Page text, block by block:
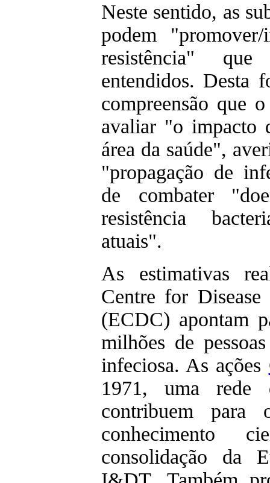
Neste sentido, as
podem
resistência"
entendidos. Desta
compreensão que
avaliar "o impacto
área da saúde",
"propagação de
de combater
resistência
atuais".
As estimativas
Centre for
(ECDC) apontam
milhões de
infeciosa. As ações
1971, uma rede
contribuem para
conhecimento
consolidação da